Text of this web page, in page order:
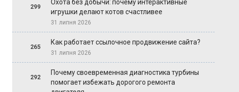
299
Охота без добычи: почему интерактивные
игрушки делают котов счастливее
31 липня 2026
265
Как работает ссылочное продвижение сайта?
31 липня 2026
292
Почему своевременная диагностика турбины
помогает избежать дорогого ремонта